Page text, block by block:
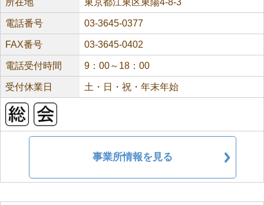
所在地 東京都江東区東陽4-8-3
電話番号 03-3645-0377
FAX番号 03-3645-0402
電話受付時間 9：00～18：00
受付休業日 土・日・祝・年末年始
事業所情報を見る